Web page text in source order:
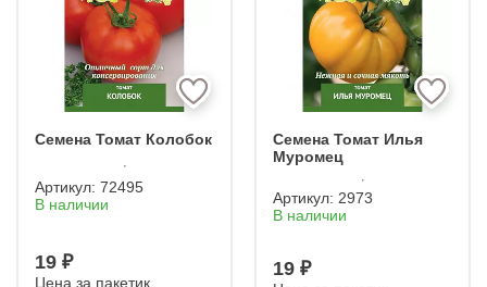
ДЛЯ ВЫРАЩИВАНИЯ НА ПОДОКОННИКЕ
ГИБРИД F1 (Ф1)
НЕПАСЫНКУЮЩИЕСЯ
МАЛИНОВЫЕ
ЗЕЛЕНЫЕ
КИСТЕВЫЕ
РАННЕСПЕЛЫЕ
ПЕРЦЕВИДНЫЕ
Семена Томат Колобок
Артикул: 72495
В наличии
19 ₽
Цена за пакетик
Семена Томат Илья
Муромец
Артикул: 2973
В наличии
19 ₽